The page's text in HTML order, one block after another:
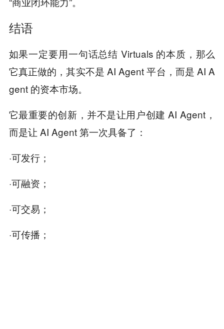
结语
如果一定要用一句话总结 Virtuals 的本质，那么
它真正做的，其实不是 AI Agent 平台，而是 AI A
gent 的资本市场。
它最重要的创新，并不是让用户创建 AI Agent，
而是让 AI Agent 第一次具备了：
·可发行；
·可融资；
·可交易；
·可传播；